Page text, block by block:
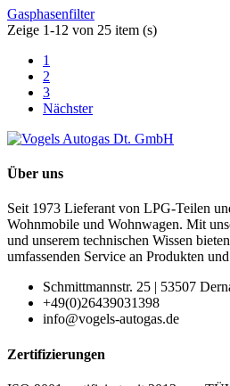
Gasphasenfilter
Zeige 1-12 von 25 item (s)
1
2
3
Nächster
Über uns
Seit 1973 Lieferant von LPG-Teilen
Wohnmobile und Wohnwagen. Mit
und unserem technischen Wissen
umfassenden Service an Produkten
Schmittmannstr. 25 | 53507
+49(0)26439031398
info@vogels-autogas.de
Zertifizierungen